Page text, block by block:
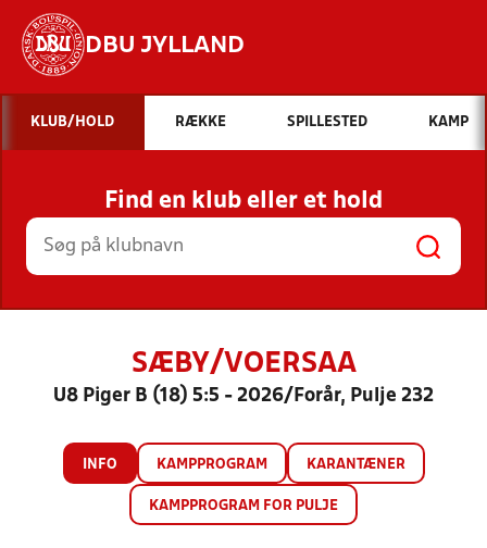
DBU JYLLAND
Hvad vil du søge efter?
INDHOLD OG NYHEDER
STILLINGER, RESULTATER, KLUBBER OG
HOLD
KLUB/HOLD RÆKKE SPILLESTED KAMP
Find en klub eller et hold
SÆBY/VOERSAA
U8 Piger B (18) 5:5 - 2026/Forår, Pulje 232
INFO KAMPPROGRAM KARANTÆNER
KAMPPROGRAM FOR PULJE